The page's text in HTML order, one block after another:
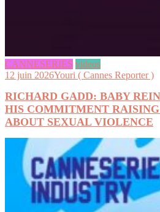
CANNESERIES videos
12 juin 2026Youri ( Cannes Reporter )
RICHARD GADD: BABY
HIS COMMITMENT RAISING
ABOUT SEXUAL VIOLENCE